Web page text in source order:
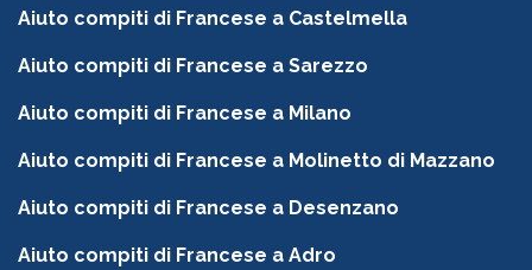
Aiuto compiti di Francese a Castelmella
Aiuto compiti di Francese a Sarezzo
Aiuto compiti di Francese a Milano
Aiuto compiti di Francese a Molinetto di Mazzano
Aiuto compiti di Francese a Desenzano
Aiuto compiti di Francese a Adro